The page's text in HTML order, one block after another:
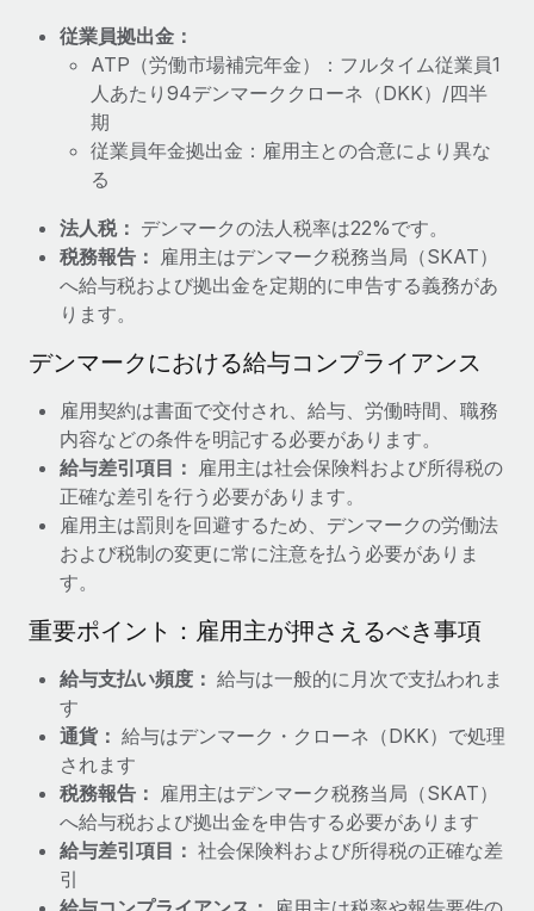
ム間で頻繁に移動しているためです。このため、自社のビジネス
を保護することは極めて重要です。...
詳細を見る
従業員拠出金：
ATP（労働市場補完年金）：フルタイム従業員1
人あたり94デンマーククローネ（DKK）/四半
期
従業員年金拠出金：雇用主との合意により異な
る
法人税： デンマークの法人税率は22%です。
税務報告： 雇用主はデンマーク税務当局（SKAT）
へ給与税および拠出金を定期的に申告する義務があ
ります。
デンマークにおける給与コンプライアンス
雇用契約は書面で交付され、給与、労働時間、職務
内容などの条件を明記する必要があります。
給与差引項目： 雇用主は社会保険料および所得税の
正確な差引を行う必要があります。
雇用主は罰則を回避するため、デンマークの労働法
および税制の変更に常に注意を払う必要がありま
す。
重要ポイント：雇用主が押さえるべき事項
給与支払い頻度： 給与は一般的に月次で支払われま
す
通貨： 給与はデンマーク・クローネ（DKK）で処理
されます
税務報告： 雇用主はデンマーク税務当局（SKAT）
へ給与税および拠出金を申告する必要があります
給与差引項目： 社会保険料および所得税の正確な差
引